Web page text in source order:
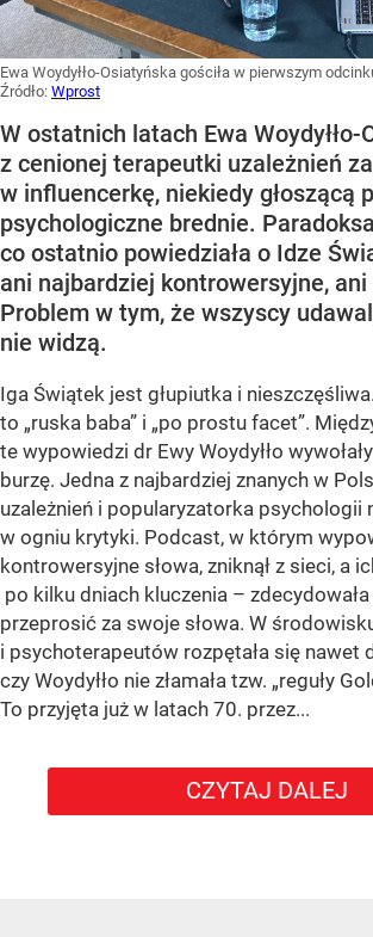
Ewa Woydyłło-Osiatyńska gościła w pierwszym
Źródło: Wprost
W ostatnich latach Ewa Woydyłło-
z cenionej terapeutki uzależnień
w influencerkę, niekiedy głoszącą
psychologiczne brednie.
co ostatnio powiedziała o Idze
ani najbardziej kontrowersyjne,
Problem w tym, że wszyscy
nie widzą.
Iga Świątek jest głupiutka i
to „ruska baba” i „po prostu facet”.
te wypowiedzi dr Ewy Woydyłło
burzę. Jedna z najbardziej znanych w
uzależnień i popularyzatorka psychologii
w ogniu krytyki. Podcast, w którym
kontrowersyjne słowa, zniknął z sieci, a
po kilku dniach kluczenia –
przeprosić za swoje słowa. W
i psychoterapeutów rozpętała się nawet
czy Woydyłło nie złamała tzw. „reguły
To przyjęta już w latach 70. przez...
CZYTAJ DALEJ